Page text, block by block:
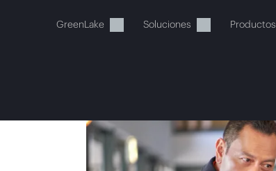
GreenLake Soluciones Productos